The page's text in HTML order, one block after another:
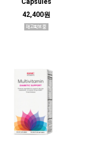
42,400원